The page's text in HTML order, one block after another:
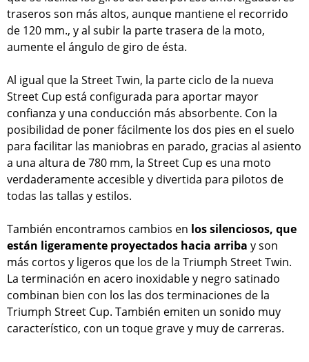
traseros son más altos, aunque mantiene el recorrido
de 120 mm., y al subir la parte trasera de la moto,
aumente el ángulo de giro de ésta.
Al igual que la Street Twin, la parte ciclo de la nueva
Street Cup está configurada para aportar mayor
confianza y una conducción más absorbente. Con la
posibilidad de poner fácilmente los dos pies en el suelo
para facilitar las maniobras en parado, gracias al asiento
a una altura de 780 mm, la Street Cup es una moto
verdaderamente accesible y divertida para pilotos de
todas las tallas y estilos.
También encontramos cambios en los silenciosos, que
están ligeramente proyectados hacia arriba y son
más cortos y ligeros que los de la Triumph Street Twin.
La terminación en acero inoxidable y negro satinado
combinan bien con los las dos terminaciones de la
Triumph Street Cup. También emiten un sonido muy
característico, con un toque grave y muy de carreras.